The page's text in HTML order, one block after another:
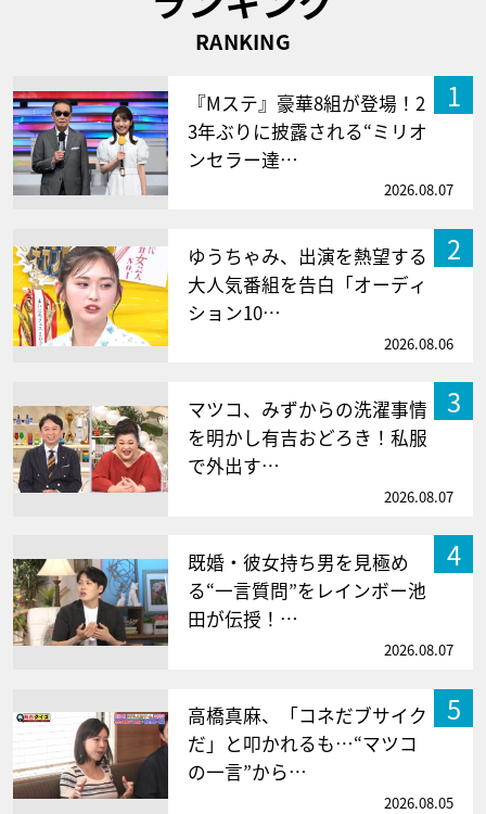
RANKING
1
『Mステ』豪華8組が登場！2
3年ぶりに披露される“ミリオ
ンセラー達…
2026.08.07
2
ゆうちゃみ、出演を熱望する
大人気番組を告白「オーディ
ション10…
2026.08.06
3
マツコ、みずからの洗濯事情
を明かし有吉おどろき！私服
で外出す…
2026.08.07
4
既婚・彼女持ち男を見極め
る“一言質問”をレインボー池
田が伝授！…
2026.08.07
5
高橋真麻、「コネだブサイク
だ」と叩かれるも…“マツコ
の一言”から…
2026.08.05